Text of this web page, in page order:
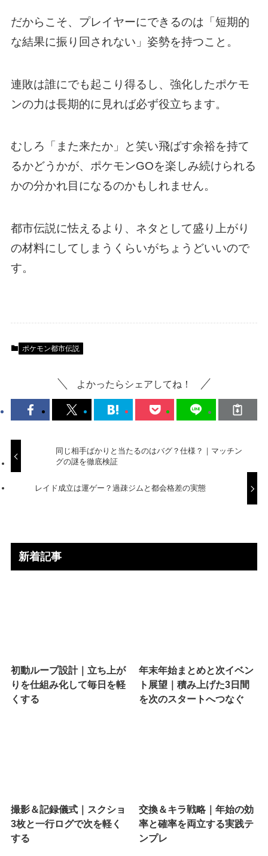
だからこそ、プレイヤーにできるのは「短期的
な結果に振り回されない」姿勢を持つこと。
連敗は誰にでも起こり得るし、強化したポケモ
ンの力は長期的に見れば必ず役立ちます。
むしろ「また来たか」と笑い飛ばす余裕を持て
るかどうかが、ポケモンGOを楽しみ続けられる
かの分かれ目になるのかもしれません。
都市伝説に怯えるより、ネタとして盛り上がり
の材料にしてしまうくらいがちょうどいいので
す。
ポケモン都市伝説
よかったらシェアしてね！
同じ相手ばかりと当たるのはバグ？仕様？｜マッチン
グの謎を徹底検証
レイド成立は運ゲー？過疎ジムと都会格差の実態
新着記事
初動ループ設計｜立ち上が
りを仕組み化して毎日を軽
くする
年末年始まとめと次イベン
ト展望｜積み上げた3日間
を次のスタートへつなぐ
撮影＆記録儀式｜スクショ
3枚と一行ログで次を軽く
する
交換＆キラ戦略｜年始の効
率と確率を両立する実践テ
ンプレ